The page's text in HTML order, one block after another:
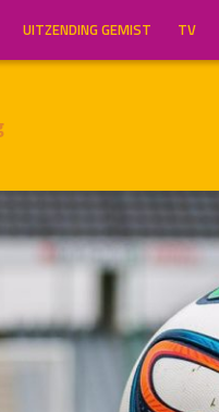
UITZENDING GEMIST TV